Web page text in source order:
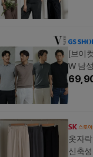
[브이
W 남
옷자
신축